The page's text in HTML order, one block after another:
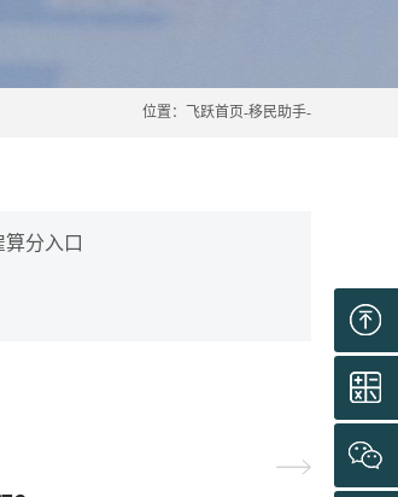
位置： 飞跃首页-移民助手-
分入口